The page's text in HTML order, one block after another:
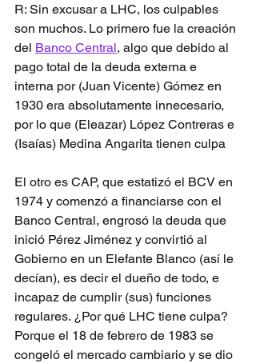
R: Sin excusar a LHC, los culpables
son muchos. Lo primero fue la creación
del Banco Central, algo que debido al
pago total de la deuda externa e
interna por (Juan Vicente) Gómez en
1930 era absolutamente innecesario,
por lo que (Eleazar) López Contreras e
(Isaías) Medina Angarita tienen culpa
El otro es CAP, que estatizó el BCV en
1974 y comenzó a financiarse con el
Banco Central, engrosó la deuda que
inició Pérez Jiménez y convirtió al
Gobierno en un Elefante Blanco (así le
decían), es decir el dueño de todo, e
incapaz de cumplir (sus) funciones
regulares. ¿Por qué LHC tiene culpa?
Porque el 18 de febrero de 1983 se
congeló el mercado cambiario y se dio